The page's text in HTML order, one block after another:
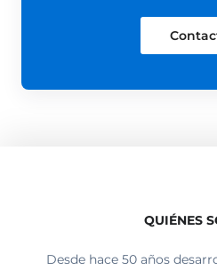
QUIÉNES
Desde hace 50 años